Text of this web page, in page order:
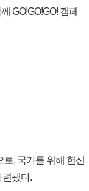
GO!GO!GO! 캠페
로, 국가를 위해 헌신
련됐다.